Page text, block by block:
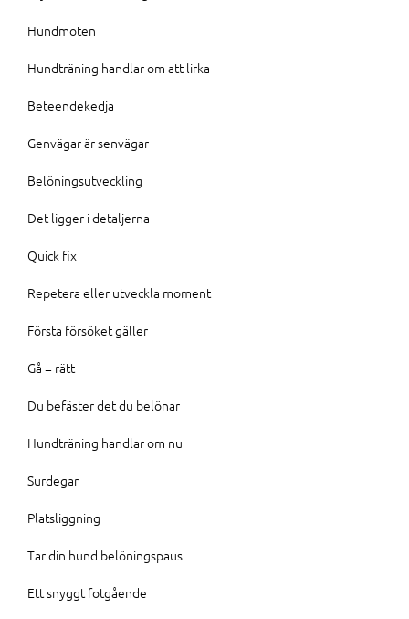
Hundmöten
Hundträning handlar om att lirka
Beteendekedja
Genvägar är senvägar
Belöningsutveckling
Det ligger i detaljerna
Quick fix
Repetera eller utveckla moment
Första försöket gäller
Gå = rätt
Du befäster det du belönar
Hundträning handlar om nu
Surdegar
Platsliggning
Tar din hund belöningspaus
Ett snyggt fotgående